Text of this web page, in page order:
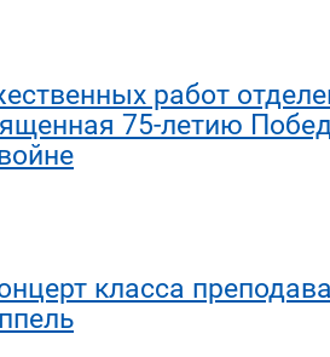
работ
75-летию
класса